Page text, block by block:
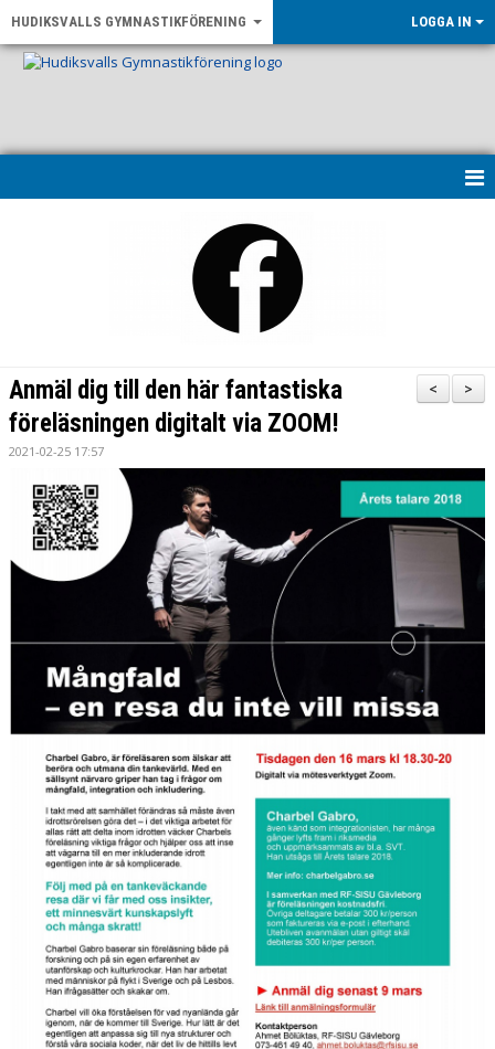
HUDIKSVALLS GYMNASTIKFÖRENING LOGGA IN
NYHETER
LF GÄVLEBORG - RÖRELSE FÖR ALLA
HYRA/BOKNING
KLÄDBESTÄLLNING
VÅR HISTORIA
PRESS
>
<
Anmäl dig till den här fantastiska
föreläsningen digitalt via ZOOM!
2021-02-25 17:57